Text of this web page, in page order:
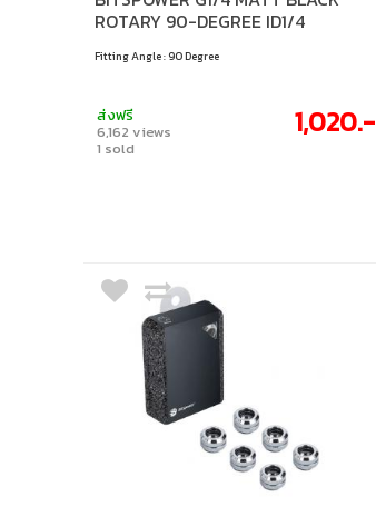
ROTARY 90-DEGREE ID1/4
Fitting Angle : 90 Degree
ส่งฟรี
6,162 views
1 sold
1,020.-